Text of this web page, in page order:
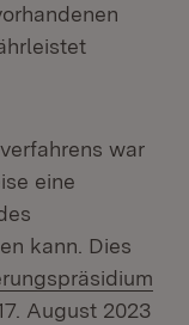
war
eine
kann. Dies
August 2023